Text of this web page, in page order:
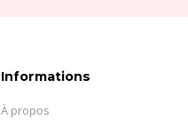
Informations
À propos